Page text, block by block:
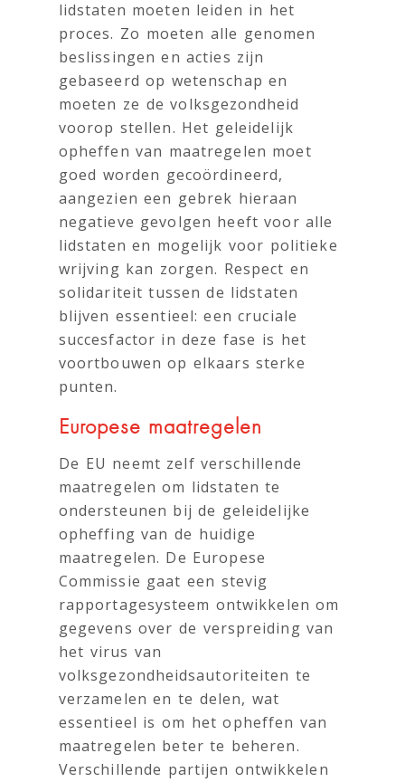
lidstaten moeten leiden in het
proces. Zo moeten alle genomen
beslissingen en acties zijn
gebaseerd op wetenschap en
moeten ze de volksgezondheid
voorop stellen. Het geleidelijk
opheffen van maatregelen moet
goed worden gecoördineerd,
aangezien een gebrek hieraan
negatieve gevolgen heeft voor alle
lidstaten en mogelijk voor politieke
wrijving kan zorgen. Respect en
solidariteit tussen de lidstaten
blijven essentieel: een cruciale
succesfactor in deze fase is het
voortbouwen op elkaars sterke
punten.
Europese maatregelen
De EU neemt zelf verschillende
maatregelen om lidstaten te
ondersteunen bij de geleidelijke
opheffing van de huidige
maatregelen. De Europese
Commissie gaat een stevig
rapportagesysteem ontwikkelen om
gegevens over de verspreiding van
het virus van
volksgezondheidsautoriteiten te
verzamelen en te delen, wat
essentieel is om het opheffen van
maatregelen beter te beheren.
Verschillende partijen ontwikkelen